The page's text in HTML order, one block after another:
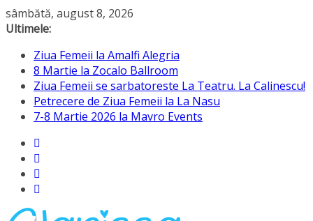
Sari
la
sâmbătă, august 8, 2026
Ultimele:
Ziua Femeii la Amalfi Alegria
8 Martie la Zocalo Ballroom
Ziua Femeii se sarbatoreste La Teatru. La Calinescu!
Petrecere de Ziua Femeii la La Nasu
7-8 Martie 2026 la Mavro Events